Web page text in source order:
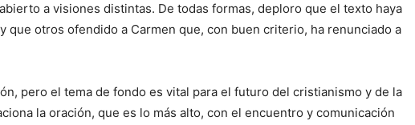
a visiones distintas. De todas formas, deploro que el texto haya
que otros ofendido a Carmen que, con buen criterio, ha renunciado a
pero el tema de fondo es vital para el futuro del cristianismo y de la
la oración, que es lo más alto, con el encuentro y comunicación